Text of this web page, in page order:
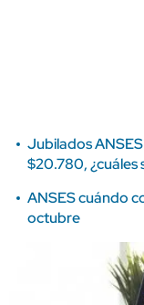
Jubilados
$20.780, ¿cuáles
ANSES cuándo
octubre